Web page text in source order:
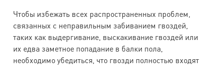
Чтобы избежать всех распространенных проблем,
связанных с неправильным забиванием гвоздей,
таких как выдергивание, выскакивание гвоздей или
их едва заметное попадание в балки пола,
необходимо убедиться, что гвозди полностью входят